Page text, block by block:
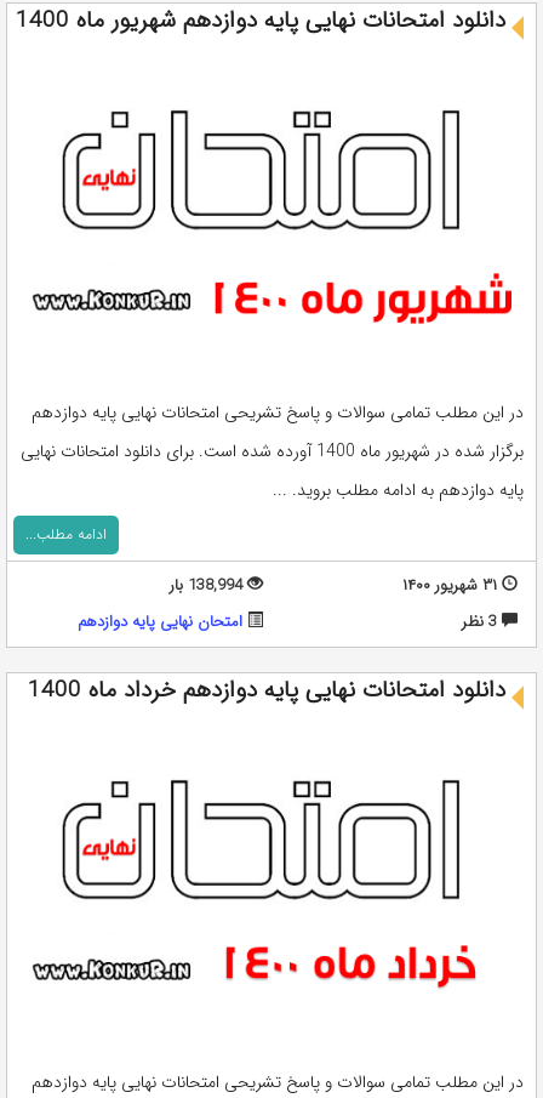
دانلود امتحانات نهایی پایه دوازدهم شهریور ماه 1400
در این مطلب تمامی سوالات و پاسخ تشریحی امتحانات نهایی پایه دوازدهم
برگزار شده در شهریور ماه 1400 آورده شده است. برای دانلود امتحانات نهایی
پایه دوازدهم به ادامه مطلب بروید. ...
ادامه مطلب...
۳۱ شهریور ۱۴۰۰
138,994 بار
3 نظر
امتحان نهایی پایه دوازدهم
دانلود امتحانات نهایی پایه دوازدهم خرداد ماه 1400
در این مطلب تمامی سوالات و پاسخ تشریحی امتحانات نهایی پایه دوازدهم